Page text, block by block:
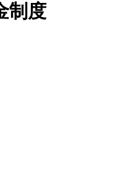
制度